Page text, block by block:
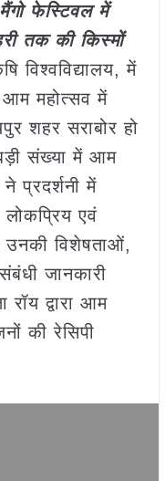
फेस्टिवल में
तक की किस्मों
विश्वविद्यालय, में
आम महोत्सव में
शहर सराबोर हो
संख्या में आम
प्रदर्शनी में
लोकप्रिय एवं
विशेषताओं,
जानकारी
रॉय द्वारा आम
की रेसिपी